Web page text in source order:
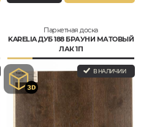
Паркетная доска
KARELIA ДУБ 188 БРАУНИ МАТОВЫЙ
ЛАК 1П
В НАЛИЧИИ